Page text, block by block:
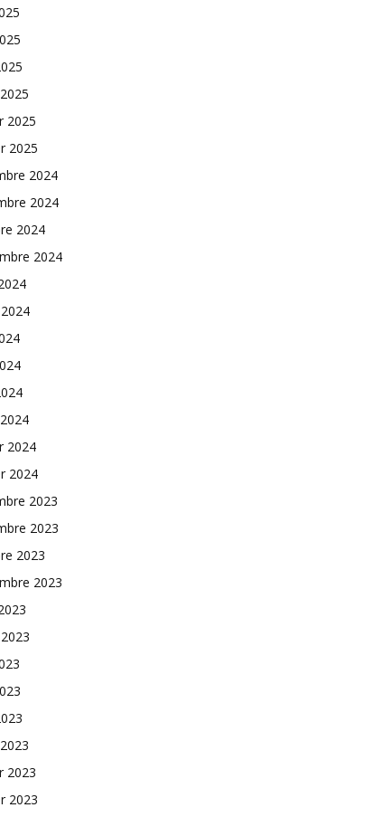
2025
2025
2024
2024
2024
2024
2024
2024
2023
2023
2023
2023
2023
2023